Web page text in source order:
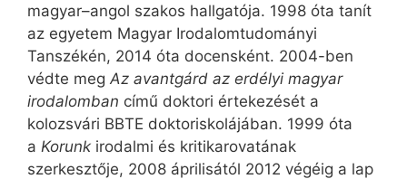
magyar–angol szakos hallgatója. 1998 óta tanít
az egyetem Magyar Irodalomtudományi
Tanszékén, 2014 óta docensként. 2004-ben
védte meg Az avantgárd az erdélyi magyar
irodalomban című doktori értekezését a
kolozsvári BBTE doktoriskolájában. 1999 óta
a Korunk irodalmi és kritikarovatának
szerkesztője, 2008 áprilisától 2012 végéig a lap